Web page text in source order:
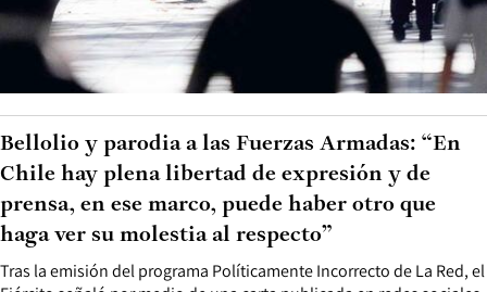
Tras la emisión del programa Políticamente Incorrecto de La Red, el
Bellolio y parodia a las Fuerzas Armadas: “En
Chile hay plena libertad de expresión y de
prensa, en ese marco, puede haber otro que
haga ver su molestia al respecto”